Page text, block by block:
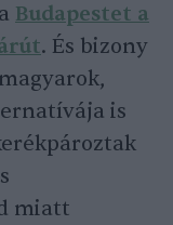
Budapestet a
. És bizony
is
miatt